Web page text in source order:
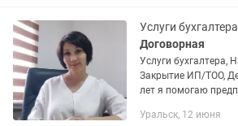
Договорная
Услуги бухгалтера,
Закрытие ИП/ТОО,
лет я помогаю
предоставляя
Уральск, 12 июня